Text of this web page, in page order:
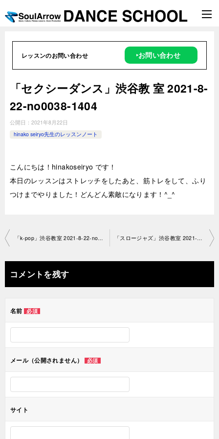
レッスンのお問い合わせ ‣お問い合わせ
「セクシーダンス」渋谷教 室 2021-8-
22-no0038-1404
公開日： 2021年8月22日
hinako seiryo先生のレッスンノート
こんにちは！hinakoseiryo です！
本日のレッスンはストレッチをしたあと、筋トレをして、ふり
つけまでやりました！どんどん素敵になります！^_^
投
ナ
ビ
ー
ン
コメントを残す
名前 必須
メール（公開されません） 必須
サイト